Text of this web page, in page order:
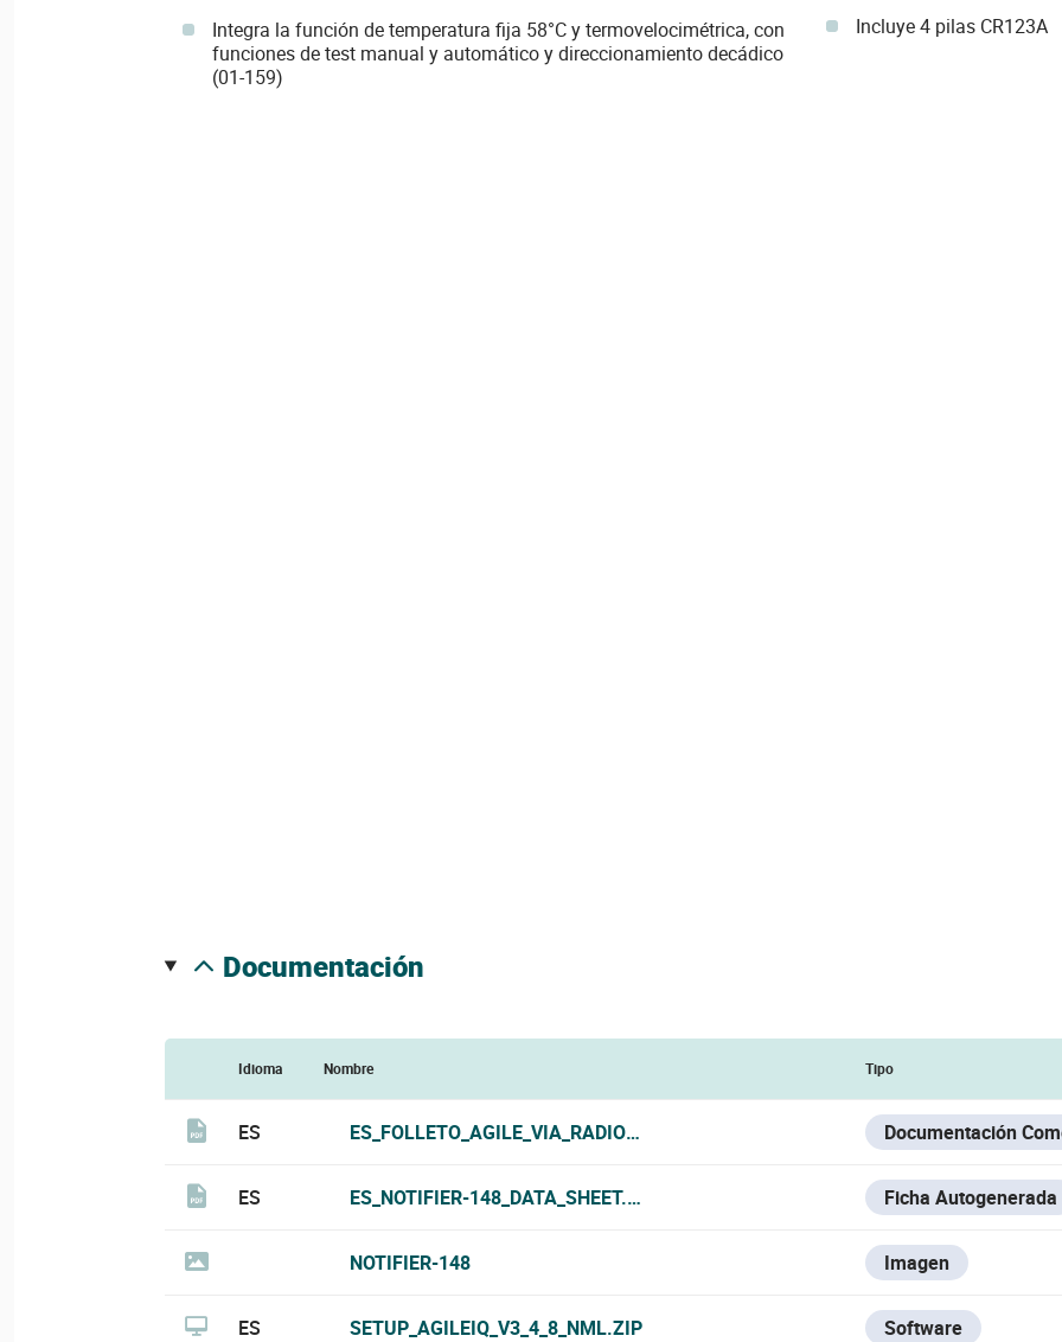
Integra la función de temperatura fija 58°C y termovelocimétrica, con
funciones de test manual y automático y direccionamiento decádico
(01-159)
Incluye 4 pilas CR123A
documentación
Idioma Nombre Tipo
ES ES_FOLLETO_AGILE_VIA_RADIO_NOTIFIER_2017.PDF Documentación
ES ES_NOTIFIER-148_DATA_SHEET.PDF Ficha Autogenerada
NOTIFIER-148 Imagen
ES SETUP_AGILEIQ_V3_4_8_NML.ZIP Software